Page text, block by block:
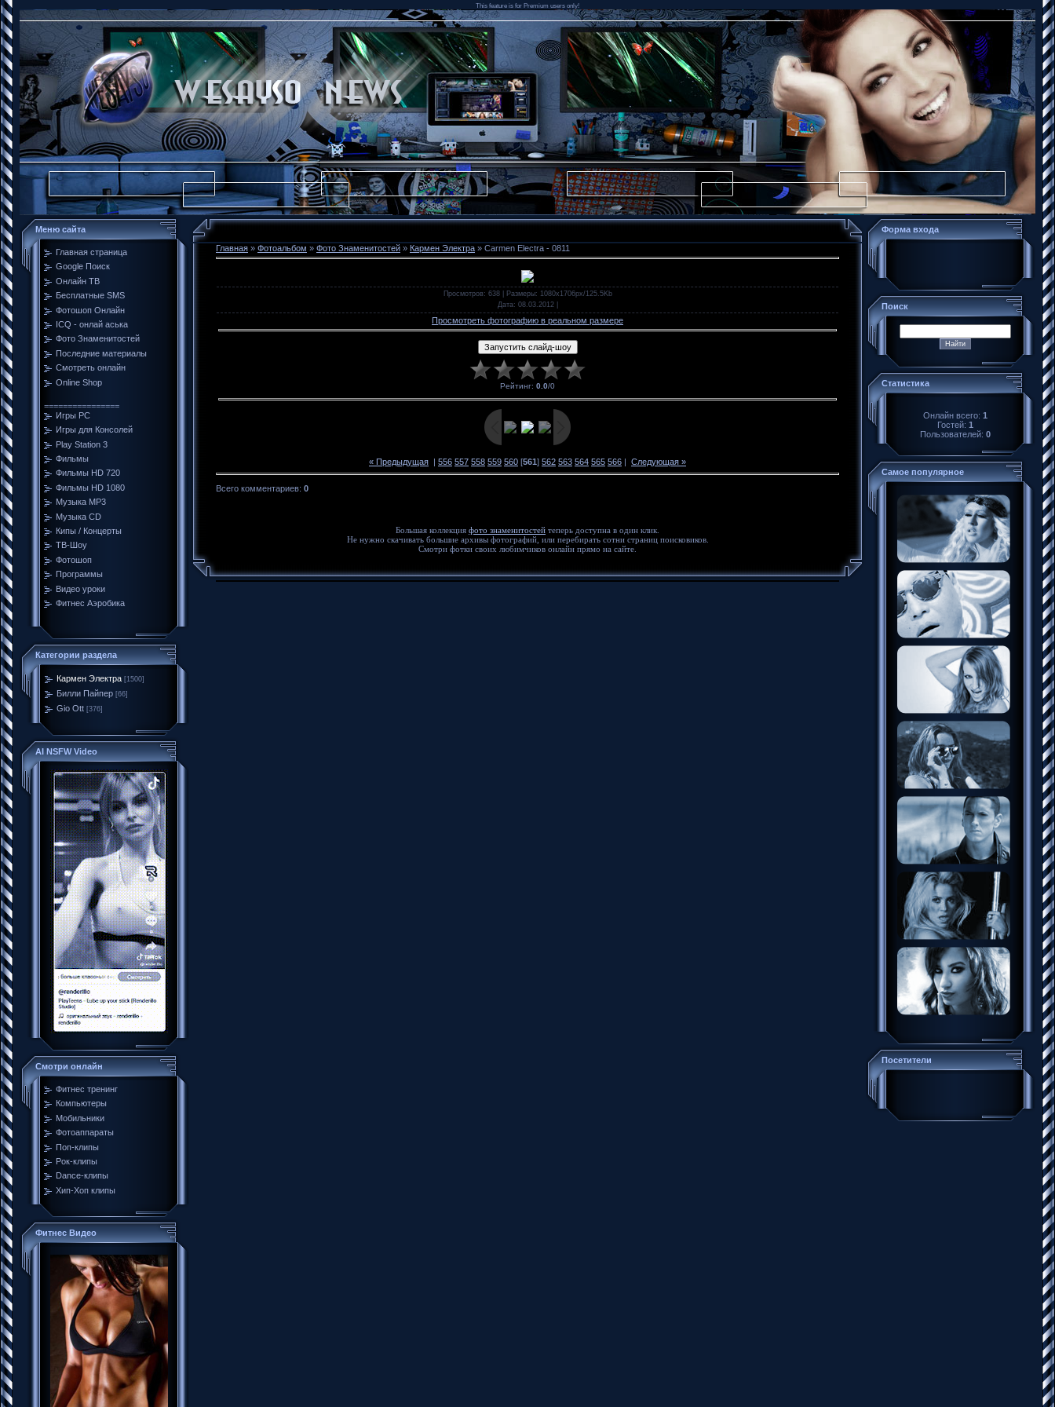
This feature is for Premium users only!
Меню сайта
Главная страница
Google Поиск
Онлайн ТВ
Бесплатные SMS
Фотошоп Онлайн
ICQ - онлай аська
Фото Знаменитостей
Последние материалы
Смотреть онлайн
Online Shop
================
Игры PC
Игры для Консолей
Play Station 3
Фильмы
Фильмы HD 720
Фильмы HD 1080
Музыка MP3
Музыка CD
Кипы / Концерты
ТВ-Шоу
Фотошоп
Программы
Видео уроки
Фитнес Аэробика
Категории раздела
Кармен Электра [1500]
Билли Пайпер [66]
Gio Ott [376]
AI NSFW Video
Смотри онлайн
Фитнес тренинг
Компьютеры
Мобильники
Фотоаппараты
Поп-клипы
Рок-клипы
Dance-клипы
Хип-Хоп клипы
Фитнес Видео
Главная » Фотоальбом » Фото Знаменитостей » Кармен Электра » Carmen Electra - 0811
Просмотров: 638 | Размеры: 1080x1706px/125.5Kb
Дата: 08.03.2012
Просмотреть фотографию в реальном размере
Рейтинг: 0.0/0
« Предыдущая | 556 557 558 559 560 [561] 562 563 564 565 566 | Следующая »
Всего комментариев: 0
Большая коллекция фото знаменитостей теперь доступна в один клик.
Не нужно скачивать большие архивы фотографий, или перебирать сотни страниц поисковиков.
Смотри фотки своих любимчиков онлайн прямо на сайте.
Форма входа
Поиск
Статистика
Онлайн всего: 1
Гостей: 1
Пользователей: 0
Самое популярное
Посетители